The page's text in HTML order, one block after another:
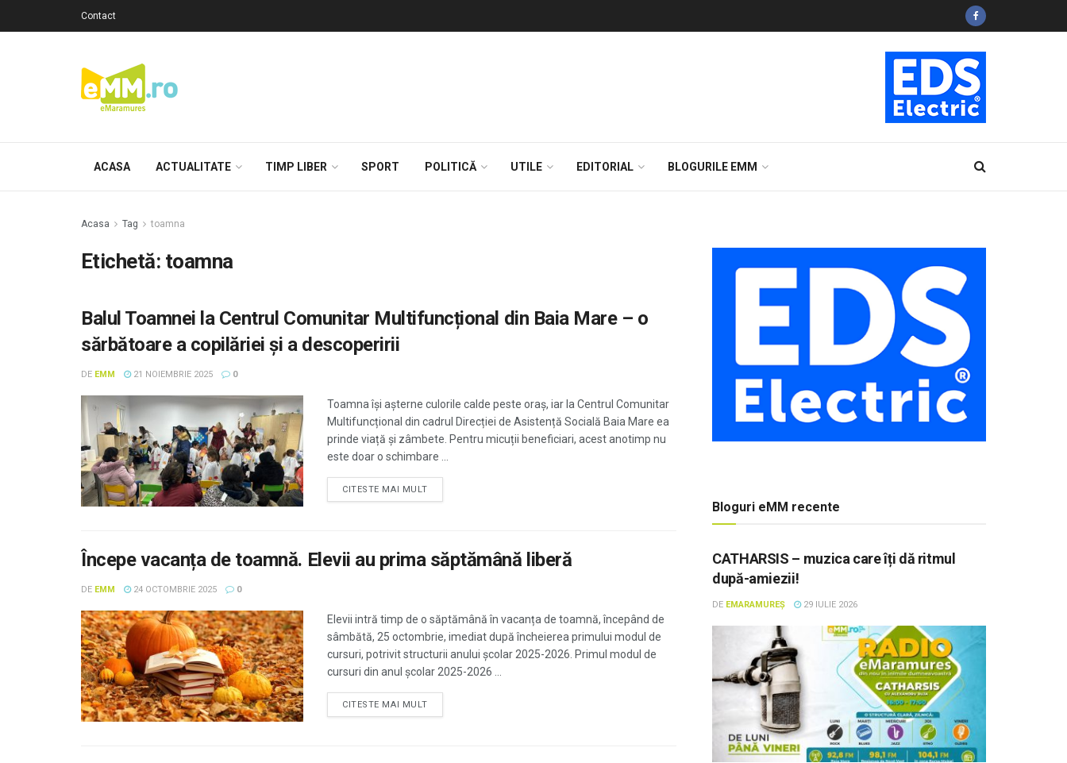
Contact
ACASA ACTUALITATE TIMP LIBER SPORT POLITICĂ UTILE EDITORIAL BLOGURILE EMM
Acasa Tag toamna
Etichetă: toamna
Balul Toamnei la Centrul Comunitar Multifuncțional din Baia Mare – o
sărbătoare a copilăriei și a descoperirii
DE EMM 21 NOIEMBRIE 2025 0
Toamna își așterne culorile calde peste oraș, iar la Centrul Comunitar
Multifuncțional din cadrul Direcției de Asistență Socială Baia Mare ea
prinde viață și zâmbete. Pentru micuții beneficiari, acest anotimp nu
este doar o schimbare ...
CITESTE MAI MULT
Începe vacanța de toamnă. Elevii au prima săptămână liberă
DE EMM 24 OCTOMBRIE 2025 0
Elevii intră timp de o săptămână în vacanța de toamnă, începând de
sâmbătă, 25 octombrie, imediat după încheierea primului modul de
cursuri, potrivit structurii anului școlar 2025-2026. Primul modul de
cursuri din anul școlar 2025-2026 ...
CITESTE MAI MULT
Bloguri eMM recente
CATHARSIS – muzica care îți dă ritmul
după-amiezii!
DE EMARAMUREȘ 29 IULIE 2026